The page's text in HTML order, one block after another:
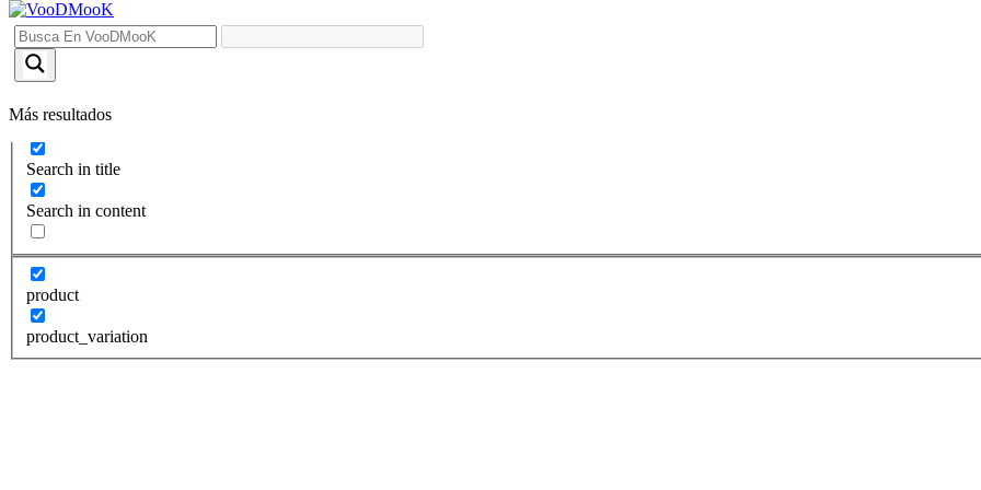
Saltar
al
contenido
VooDMooK
Más resultados
Search in title
Search in content
product
product_variation